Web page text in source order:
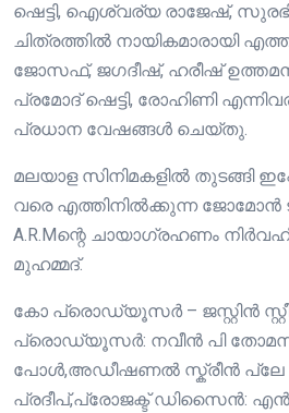
ഷെട്ടി, ഐശ്വര്യ രാജേഷ്, സുരഭി
ചിത്രത്തിൽ നായികമാരായി
ജോസഫ്, ജഗദീഷ്, ഹരീഷ്
പ്രമോദ് ഷെട്ടി, രോഹിണി
പ്രധാന വേഷങ്ങൾ ചെയ്തു.
മലയാള സിനിമകളിൽ തുടങ്ങി
വരെ എത്തിനിൽക്കുന്ന
A.R.Mന്റെ ചായാഗ്രഹണം
മുഹമ്മദ്‌.
കോ പ്രൊഡ്യൂസർ – ജസ്റ്റിൻ
പ്രൊഡ്യൂസർ: നവീൻ പി
പോൾ,അഡീഷണൽ സ്ക്രീൻ പ്ലേ
പ്രദീപ്‌,പ്രോജക്ട് ഡിസൈൻ: